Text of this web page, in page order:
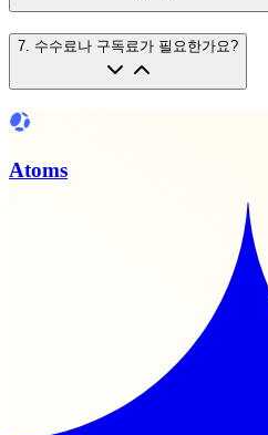
7. 수수료나 구독료가 필요한가요?
Atoms